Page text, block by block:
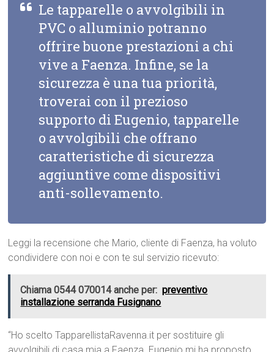
Le tapparelle o avvolgibili in
PVC o alluminio potranno
offrire buone prestazioni a chi
vive a Faenza. Infine, se la
sicurezza è una tua priorità,
troverai con il prezioso
supporto di Eugenio, tapparelle
o avvolgibili che offrano
caratteristiche di sicurezza
aggiuntive come dispositivi
anti-sollevamento.
Leggi la recensione che Mario, cliente di Faenza, ha voluto
condividere con noi e con te sul servizio ricevuto:
Chiama 0544 070014 anche per: preventivo
installazione serranda Fusignano
“Ho scelto TapparellistaRavenna.it per sostituire gli